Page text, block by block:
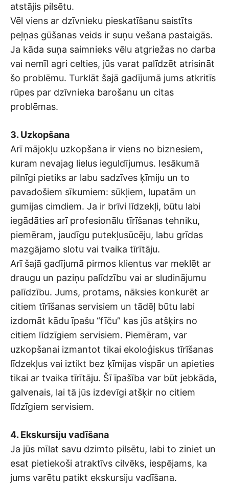
atstājis pilsētu.
Vēl viens ar dzīvnieku pieskatīšanu saistīts
peļņas gūšanas veids ir suņu vešana pastaigās.
Ja kāda suņa saimnieks vēlu atgriežas no darba
vai nemīl agri celties, jūs varat palīdzēt atrisināt
šo problēmu. Turklāt šajā gadījumā jums atkritīs
rūpes par dzīvnieka barošanu un citas
problēmas.
3. Uzkopšana
Arī mājokļu uzkopšana ir viens no biznesiem,
kuram nevajag lielus ieguldījumus. Iesākumā
pilnīgi pietiks ar labu sadzīves ķīmiju un to
pavadošiem sīkumiem: sūkļiem, lupatām un
gumijas cimdiem. Ja ir brīvi līdzekļi, būtu labi
iegādāties arī profesionālu tīrīšanas tehniku,
piemēram, jaudīgu putekļusūcēju, labu grīdas
mazgājamo slotu vai tvaika tīrītāju.
Arī šajā gadījumā pirmos klientus var meklēt ar
draugu un paziņu palīdzību vai ar sludinājumu
palīdzību. Jums, protams, nāksies konkurēt ar
citiem tīrīšanas servisiem un tādēļ būtu labi
izdomāt kādu īpašu “fīču” kas jūs atšķirs no
citiem līdzīgiem servisiem. Piemēram, var
uzkopšanai izmantot tikai ekoloģiskus tīrīšanas
līdzekļus vai iztikt bez ķīmijas vispār un apieties
tikai ar tvaika tīrītāju. Šī īpašība var būt jebkāda,
galvenais, lai tā jūs izdevīgi atšķir no citiem
līdzīgiem servisiem.
4. Ekskursiju vadīšana
Ja jūs mīlat savu dzimto pilsētu, labi to ziniet un
esat pietiekoši atraktīvs cilvēks, iespējams, ka
jums varētu patikt ekskursiju vadīšana.